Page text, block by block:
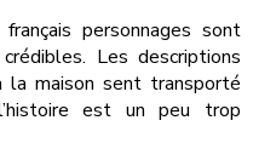
personnages sont
Les descriptions
la maison sent transporté
est un peu trop